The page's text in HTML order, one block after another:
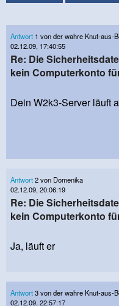
Antwort 1 von der wahre Knut-aus-
02.12.09, 17:40:55
Re: Die
kein Computerkonto
Dein W2k3-Server läuft
Antwort2 von Domenika
02.12.09, 20:06:19
Re: Die
kein Computerkonto
Ja, läuft er
Antwort3 von der wahre Knut-aus-
02.12.09, 22:57:17